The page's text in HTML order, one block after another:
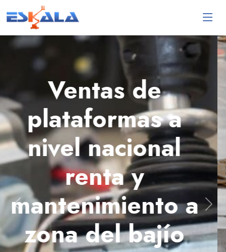
Ventas de
plataformas a
nivel nacional
renta y
mantenimiento a
zona del bajío